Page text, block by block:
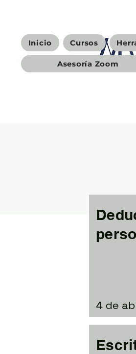
Inicio Cursos
Asesoría Zoom
4 de